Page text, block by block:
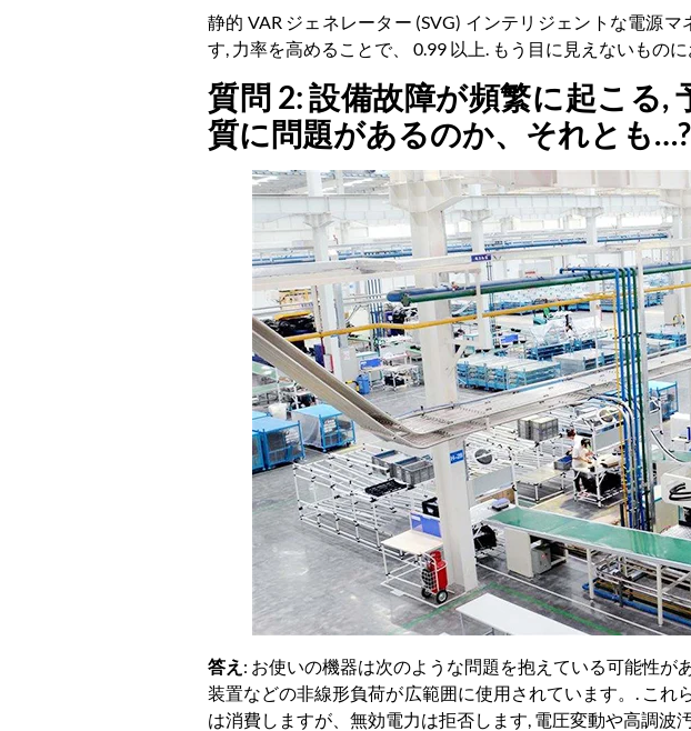
静的 VAR ジェネレーター (SVG) インテリジェントな電源
す, 力率を高めることで、 0.99 以上. もう目に見えないもの
質問 2: 設備故障が頻繁に起こる,
質に問題があるのか​​、それとも…?
答え : お使いの機器は次のような問題を抱えている可能性が
装置などの非線形負荷が広範囲に使用されています。. これ
は消費しますが、無効電力は拒否します, 電圧変動や高調波